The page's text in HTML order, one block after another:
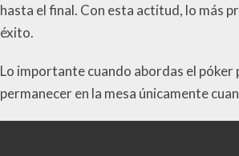
hasta el final. Con esta actitud, lo más
éxito.
Lo importante cuando abordas el póker
permanecer en la mesa únicamente